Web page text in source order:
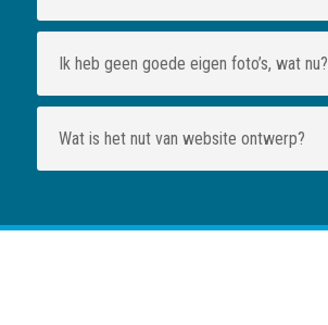
Ik heb geen goede eigen foto’s, wat nu?
Wat is het nut van website ontwerp?